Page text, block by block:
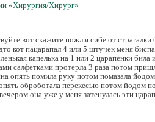
«Хирургия/Хирург»
вот скажите пожл я сибе от
кот пацарапал 4 или 5 штучек меня
капелька на 1 или 2 царапенки
салфетками протерла 3 раза потом
опять помила руку потом помазала
оброботала перекесью потом йодом
она уже у меня затенулась эти